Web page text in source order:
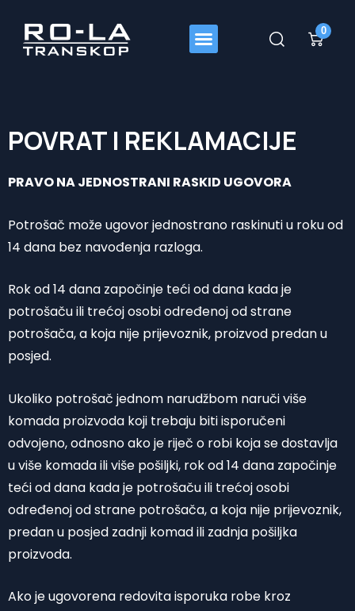
0
POVRAT I REKLAMACIJE
PRAVO NA JEDNOSTRANI RASKID UGOVORA
Potrošač može ugovor jednostrano raskinuti u roku od
14 dana bez navođenja razloga.
Rok od 14 dana započinje teći od dana kada je
potrošaču ili trećoj osobi određenoj od strane
potrošača, a koja nije prijevoznik, proizvod predan u
posjed.
Ukoliko potrošač jednom narudžbom naruči više
komada proizvoda koji trebaju biti isporučeni
odvojeno, odnosno ako je riječ o robi koja se dostavlja
u više komada ili više pošiljki, rok od 14 dana započinje
teći od dana kada je potrošaču ili trećoj osobi
određenoj od strane potrošača, a koja nije prijevoznik,
predan u posjed zadnji komad ili zadnja pošiljka
proizvoda.
Ako je ugovorena redovita isporuka robe kroz